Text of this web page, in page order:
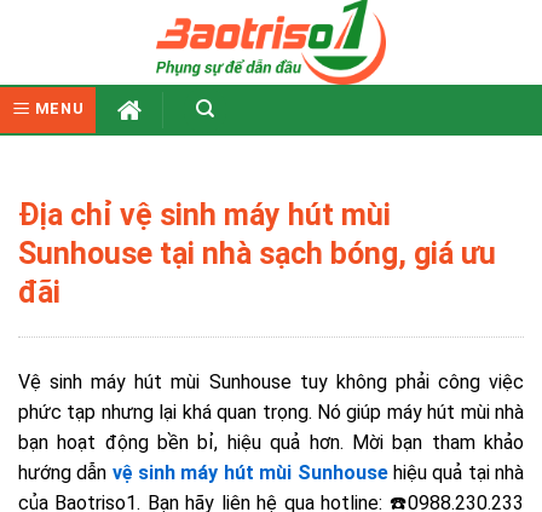
MENU
Địa chỉ vệ sinh máy hút mùi
Sunhouse tại nhà sạch bóng, giá ưu
đãi
Vệ sinh máy hút mùi Sunhouse tuy không phải công việc
phức tạp nhưng lại khá quan trọng. Nó giúp máy hút mùi nhà
bạn hoạt động bền bỉ, hiệu quả hơn. Mời bạn tham khảo
hướng dẫn vệ sinh máy hút mùi Sunhousehiệu quả tại nhà
của Baotriso1. Bạn hãy liên hệ qua hotline: ☎️0988.230.233